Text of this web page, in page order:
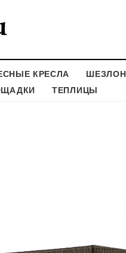
КРЕСЛА
ТЕПЛИЦЫ